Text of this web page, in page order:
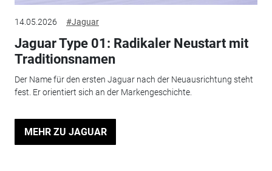
14.05.2026 #Jaguar
Jaguar Type 01: Radikaler Neustart mit
Traditionsnamen
Der Name für den ersten Jaguar nach der Neuausrichtung steht
fest. Er orientiert sich an der Markengeschichte.
MEHR ZU JAGUAR